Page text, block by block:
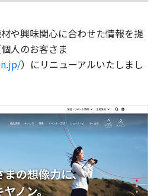
や興味関心に合わせた情報を提
人のお客さま
）にリニューアルいたしまし